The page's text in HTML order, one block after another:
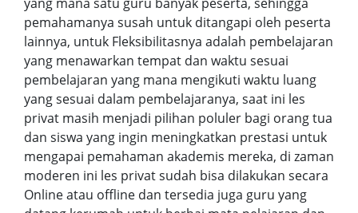
pemahamanya susah untuk ditangapi oleh peserta
lainnya, untuk Fleksibilitasnya adalah pembelajaran
yang menawarkan tempat dan waktu sesuai
pembelajaran yang mana mengikuti waktu luang
yang sesuai dalam pembelajaranya, saat ini les
privat masih menjadi pilihan poluler bagi orang tua
dan siswa yang ingin meningkatkan prestasi untuk
mengapai pemahaman akademis mereka, di zaman
moderen ini les privat sudah bisa dilakukan secara
Online atau offline dan tersedia juga guru yang